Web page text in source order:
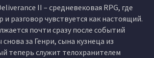
II – средневековая RPG, где
разговор чувствуется как настоящий.
почти сразу после событий
за Генри, сына кузнеца из
теперь служит телохранителем